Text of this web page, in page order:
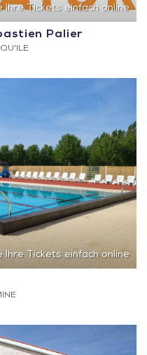
Ihre Tickets einfach online
Palier
Ihre Tickets einfach online